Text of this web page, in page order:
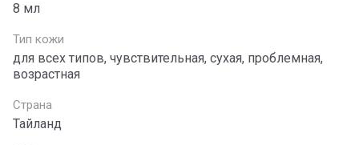
8 мл
Тип кожи
для всех типов, чувствительная, сухая, проблемная,
возрастная
Страна
Тайланд